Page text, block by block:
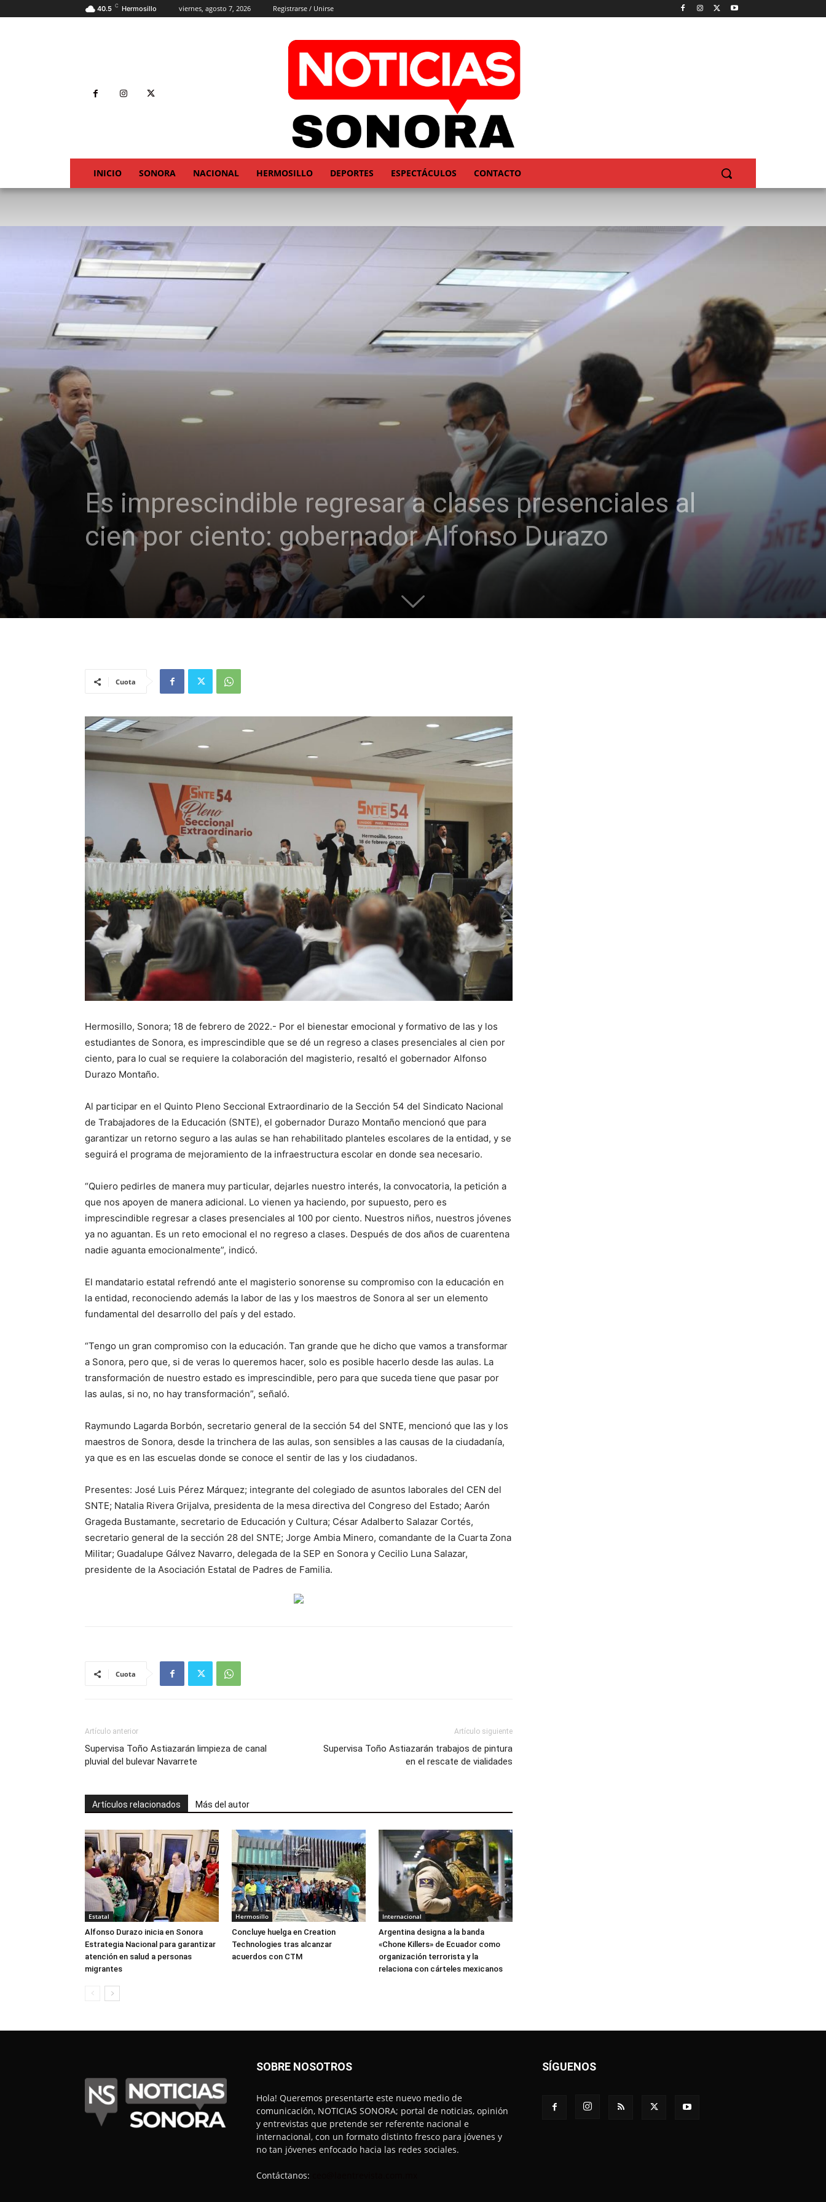
40.5 C Hermosillo viernes, agosto 7, 2026 Registrarse / Unirse
INICIO SONORA NACIONAL HERMOSILLO DEPORTES ESPECTÁCULOS CONTACTO
Es imprescindible regresar a clases presenciales al
cien por ciento: gobernador Alfonso Durazo
Cuota
Hermosillo, Sonora; 18 de febrero de 2022.- Por el bienestar emocional y formativo de las y los
estudiantes de Sonora, es imprescindible que se dé un regreso a clases presenciales al cien por
ciento, para lo cual se requiere la colaboración del magisterio, resaltó el gobernador Alfonso
Durazo Montaño.
Al participar en el Quinto Pleno Seccional Extraordinario de la Sección 54 del Sindicato Nacional
de Trabajadores de la Educación (SNTE), el gobernador Durazo Montaño mencionó que para
garantizar un retorno seguro a las aulas se han rehabilitado planteles escolares de la entidad, y se
seguirá el programa de mejoramiento de la infraestructura escolar en donde sea necesario.
“Quiero pedirles de manera muy particular, dejarles nuestro interés, la convocatoria, la petición a
que nos apoyen de manera adicional. Lo vienen ya haciendo, por supuesto, pero es
imprescindible regresar a clases presenciales al 100 por ciento. Nuestros niños, nuestros jóvenes
ya no aguantan. Es un reto emocional el no regreso a clases. Después de dos años de cuarentena
nadie aguanta emocionalmente”, indicó.
El mandatario estatal refrendó ante el magisterio sonorense su compromiso con la educación en
la entidad, reconociendo además la labor de las y los maestros de Sonora al ser un elemento
fundamental del desarrollo del país y del estado.
“Tengo un gran compromiso con la educación. Tan grande que he dicho que vamos a transformar
a Sonora, pero que, si de veras lo queremos hacer, solo es posible hacerlo desde las aulas. La
transformación de nuestro estado es imprescindible, pero para que suceda tiene que pasar por
las aulas, si no, no hay transformación”, señaló.
Raymundo Lagarda Borbón, secretario general de la sección 54 del SNTE, mencionó que las y los
maestros de Sonora, desde la trinchera de las aulas, son sensibles a las causas de la ciudadanía,
ya que es en las escuelas donde se conoce el sentir de las y los ciudadanos.
Presentes: José Luis Pérez Márquez; integrante del colegiado de asuntos laborales del CEN del
SNTE; Natalia Rivera Grijalva, presidenta de la mesa directiva del Congreso del Estado; Aarón
Grageda Bustamante, secretario de Educación y Cultura; César Adalberto Salazar Cortés,
secretario general de la sección 28 del SNTE; Jorge Ambia Minero, comandante de la Cuarta Zona
Militar; Guadalupe Gálvez Navarro, delegada de la SEP en Sonora y Cecilio Luna Salazar,
presidente de la Asociación Estatal de Padres de Familia.
Cuota
Artículo anterior
Supervisa Toño Astiazarán limpieza de canal
pluvial del bulevar Navarrete
Artículo siguiente
Supervisa Toño Astiazarán trabajos de pintura
en el rescate de vialidades
Artículos relacionados Más del autor
Estatal
Alfonso Durazo inicia en Sonora
Estrategia Nacional para garantizar
atención en salud a personas
migrantes
Hermosillo
Concluye huelga en Creation
Technologies tras alcanzar
acuerdos con CTM
Internacional
Argentina designa a la banda
«Chone Killers» de Ecuador como
organización terrorista y la
relaciona con cárteles mexicanos
SOBRE NOSOTROS
Hola! Queremos presentarte este nuevo medio de
comunicación, NOTICIAS SONORA; portal de noticias, opinión
y entrevistas que pretende ser referente nacional e
internacional, con un formato distinto fresco para jóvenes y
no tan jóvenes enfocado hacia las redes sociales.
Contáctanos:
SÍGUENOS